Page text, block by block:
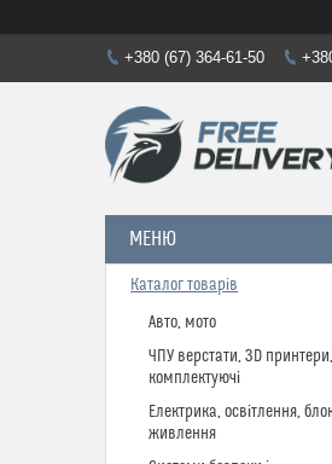
+380 (67) 364-61-50
Каталог товарів
Авто, мото
ЧПУ верстати, 3D принтери,
комплектуючі
Електрика, освітлення,
живлення